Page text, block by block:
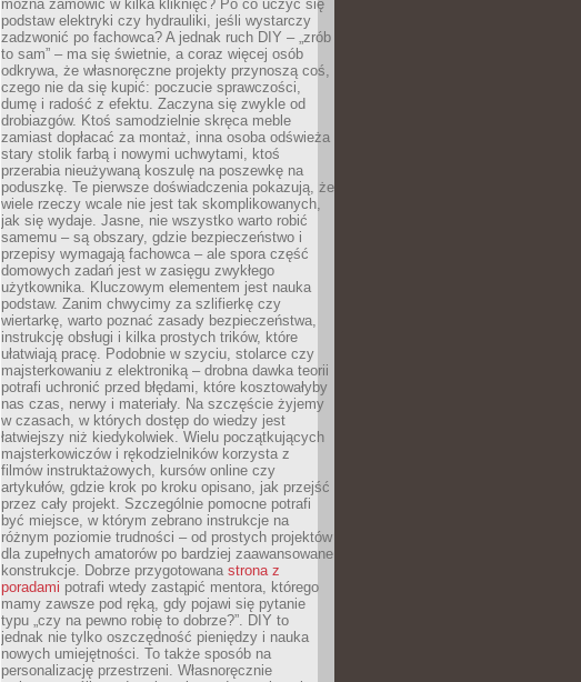
można zamówić w kilka kliknięć? Po co uczyć się
podstaw elektryki czy hydrauliki, jeśli wystarczy
zadzwonić po fachowca? A jednak ruch DIY – „zrób
to sam” – ma się świetnie, a coraz więcej osób
odkrywa, że własnoręczne projekty przynoszą coś,
czego nie da się kupić: poczucie sprawczości,
dumę i radość z efektu. Zaczyna się zwykle od
drobiazgów. Ktoś samodzielnie skręca meble
zamiast dopłacać za montaż, inna osoba odświeża
stary stolik farbą i nowymi uchwytami, ktoś
przerabia nieużywaną koszulę na poszewkę na
poduszkę. Te pierwsze doświadczenia pokazują, że
wiele rzeczy wcale nie jest tak skomplikowanych,
jak się wydaje. Jasne, nie wszystko warto robić
samemu – są obszary, gdzie bezpieczeństwo i
przepisy wymagają fachowca – ale spora część
domowych zadań jest w zasięgu zwykłego
użytkownika. Kluczowym elementem jest nauka
podstaw. Zanim chwycimy za szlifierkę czy
wiertarkę, warto poznać zasady bezpieczeństwa,
instrukcję obsługi i kilka prostych trików, które
ułatwiają pracę. Podobnie w szyciu, stolarce czy
majsterkowaniu z elektroniką – drobna dawka teorii
potrafi uchronić przed błędami, które kosztowałyby
nas czas, nerwy i materiały. Na szczęście żyjemy
w czasach, w których dostęp do wiedzy jest
łatwiejszy niż kiedykolwiek. Wielu początkujących
majsterkowiczów i rękodzielników korzysta z
filmów instruktażowych, kursów online czy
artykułów, gdzie krok po kroku opisano, jak przejść
przez cały projekt. Szczególnie pomocne potrafi
być miejsce, w którym zebrano instrukcje na
różnym poziomie trudności – od prostych projektów
dla zupełnych amatorów po bardziej zaawansowane
konstrukcje. Dobrze przygotowana strona z
poradami potrafi wtedy zastąpić mentora, którego
mamy zawsze pod ręką, gdy pojawi się pytanie
typu „czy na pewno robię to dobrze?”. DIY to
jednak nie tylko oszczędność pieniędzy i nauka
nowych umiejętności. To także sposób na
personalizację przestrzeni. Własnoręcznie